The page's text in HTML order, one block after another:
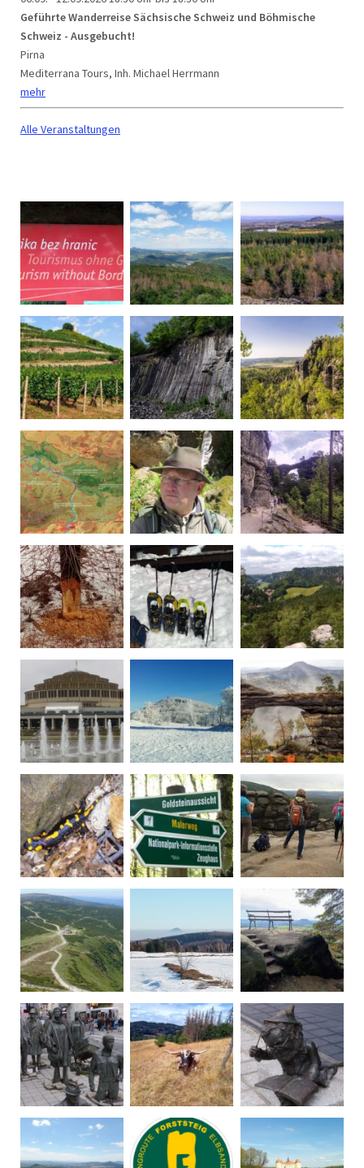
Geführte Wanderreise Sächsische Schweiz und Böhmische
Schweiz - Ausgebucht!
Pirna
Mediterrana Tours, Inh. Michael Herrmann
mehr
Alle Veranstaltungen